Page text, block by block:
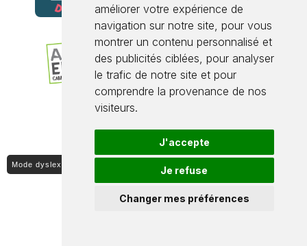
améliorer votre expérience de
navigation sur notre site, pour vous
montrer un contenu personnalisé et
des publicités ciblées, pour analyser
le trafic de notre site et pour
comprendre la provenance de nos
visiteurs.
J'accepte
Je refuse
Changer mes préférences
Mode dyslexique ON / OFF